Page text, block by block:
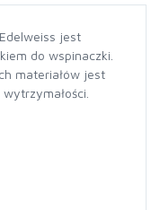
jest
do wspinaczki.
materiałów jest